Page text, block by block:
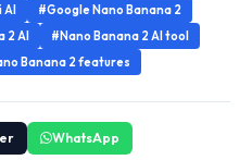
AI
#Google Nano Banana 2
2 AI
#Nano Banana 2 AI tool
Banana 2 features
WhatsApp